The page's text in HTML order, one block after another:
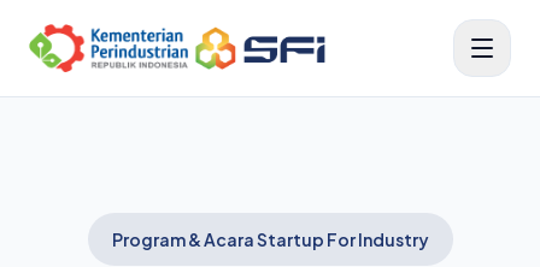
Program & Acara Startup For Industry